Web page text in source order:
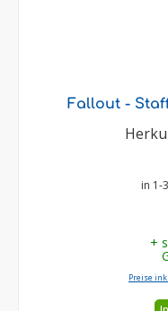
Fallout -
in 1-
+
Preise